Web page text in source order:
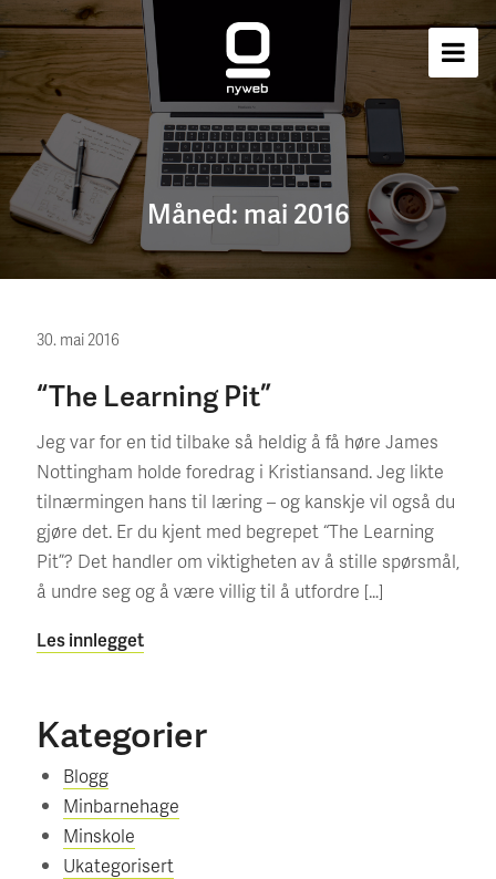
Måned: mai 2016
30. mai 2016
“The Learning Pit”
Jeg var for en tid tilbake så heldig å få høre James
Nottingham holde foredrag i Kristiansand. Jeg likte
tilnærmingen hans til læring – og kanskje vil også du
gjøre det. Er du kjent med begrepet “The Learning
Pit”? Det handler om viktigheten av å stille spørsmål,
å undre seg og å være villig til å utfordre […]
Les innlegget
Kategorier
Blogg
Minbarnehage
Minskole
Ukategorisert